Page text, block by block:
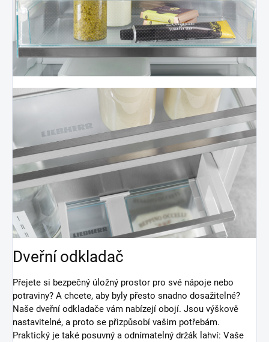
Dveřní odkladač
Přejete si bezpečný úložný prostor pro své nápoje nebo
potraviny? A chcete, aby byly přesto snadno dosažitelné?
Naše dveřní odkladače vám nabízejí obojí. Jsou výškově
nastavitelné, a proto se přizpůsobí vašim potřebám.
Praktický je také posuvný a odnímatelný držák lahví: Vaše